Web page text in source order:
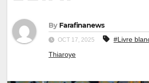
By Farafinanews
OCT 17, 2025 #Livre
Thiaroye